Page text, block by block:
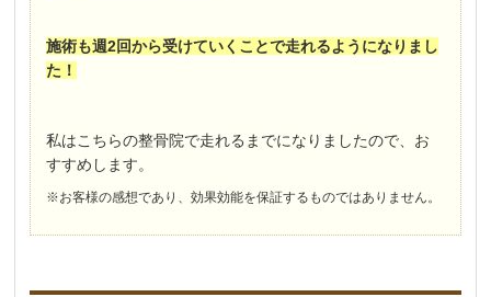
施術も週2回から受けていくことで走れるようになりまし
た！
私はこちらの整骨院で走れるまでになりましたので、お
すすめします。
※お客様の感想であり、効果効能を保証するものではありません。